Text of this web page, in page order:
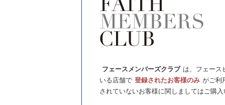
フェースメンバーズクラブ は、フェース
いる店舗で 登録されたお客様のみ がご利
されていないお客様に関しましてはご購